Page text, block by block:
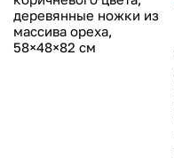
деревянные ножки из
массива ореха,
58×48×82 см